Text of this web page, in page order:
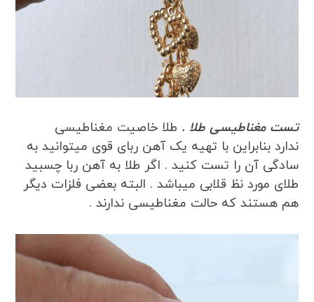
تست مغناطیسی طلا . طلا خاصیت مغناطیسی
ندارد بنابراین با تهیه یک آهن ربای قوی میتوانید به
سادگی آن را تست کنید . اگر طلا به آهن ربا چسبید
طلای مورد نظ قلابی میباشد . البته بعضی فلزات دیگر
هم هستند که حالت مغناطیسی ندارند .